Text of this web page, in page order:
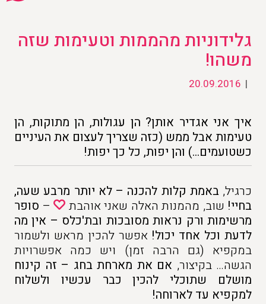
גלידוניות מהממות וטעימות שזה
משהו!
|
20.09.2016
איך אני אגדיר אותן? הן עגולות, הן מתוקות, הן
טעימות אבל ממש (כזה שצריך לעצום את העיניים
כשטועמים…) והן יפות, כל כך יפות!
כרגיל,באמת קלות להכנה – לא יותר מרבע שעה,
בחיי! שוב, מהמנות האלה שאני אוהבת – סופר
מרשימות ורק נראות מסובכות ובת'כלס – אין מה
לדעת וכל אחד יכול! אפשר להכין מראש ולשמור
במקפיא (גם הרבה זמן) ויש כמה אפשרויות
הגשה… בקיצור, אם את מארחת בחג – זה קינוח
מושלם שתוכלי להכין כבר עכשיו ולשלוח
למקפיא עד לארוחה!